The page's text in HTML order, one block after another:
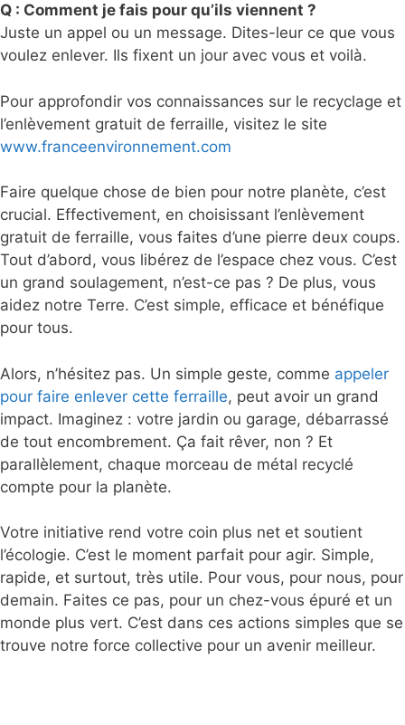
Q : Comment je fais pour qu’ils viennent ?
Juste un appel ou un message. Dites-leur ce que vous
voulez enlever. Ils fixent un jour avec vous et voilà.
Pour approfondir vos connaissances sur le recyclage et
l’enlèvement gratuit de ferraille, visitez le site
www.franceenvironnement.com
Faire quelque chose de bien pour notre planète, c’est
crucial. Effectivement, en choisissant l’enlèvement
gratuit de ferraille, vous faites d’une pierre deux coups.
Tout d’abord, vous libérez de l’espace chez vous. C’est
un grand soulagement, n’est-ce pas ? De plus, vous
aidez notre Terre. C’est simple, efficace et bénéfique
pour tous.
Alors, n’hésitez pas. Un simple geste, comme appeler
pour faire enlever cette ferraille, peut avoir un grand
impact. Imaginez : votre jardin ou garage, débarrassé
de tout encombrement. Ça fait rêver, non ? Et
parallèlement, chaque morceau de métal recyclé
compte pour la planète.
Votre initiative rend votre coin plus net et soutient
l’écologie. C’est le moment parfait pour agir. Simple,
rapide, et surtout, très utile. Pour vous, pour nous, pour
demain. Faites ce pas, pour un chez-vous épuré et un
monde plus vert. C’est dans ces actions simples que se
trouve notre force collective pour un avenir meilleur.